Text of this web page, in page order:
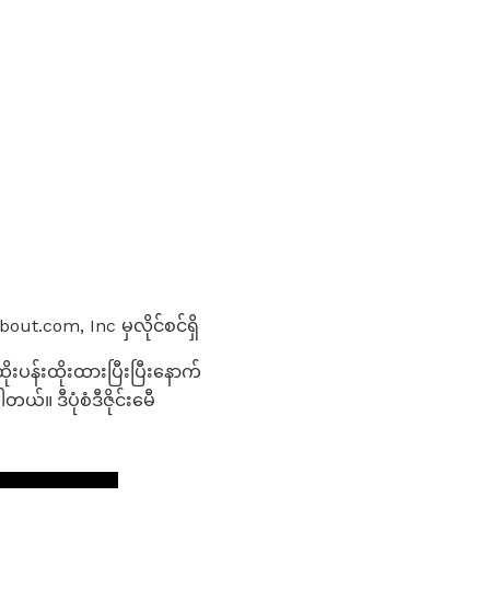
Inc မှလိုင်စင်ရှိ
းထိုးထားပြီးပြီးနောက်
ယ်။ ဒီပုံစံဒီဇိုင်းမေီ